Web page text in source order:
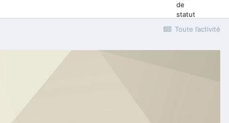
de
statut
Toute l’activité